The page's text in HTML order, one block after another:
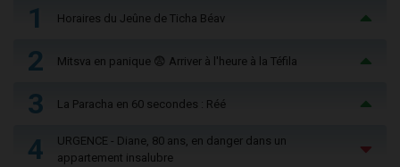
1 Horaires du Jeûne de Ticha Béav
2 Mitsva en panique 😨 Arriver à l'heure à la Téfila
3 La Paracha en 60 secondes : Réé
4
URGENCE - Diane, 80 ans, en danger dans un
appartement insalubre